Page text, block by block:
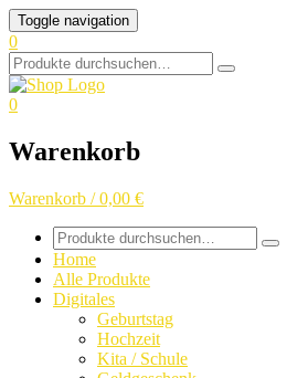
Skip
to
content
Toggle navigation
0
Search
for:
0
Warenkorb
Warenkorb / 0,00 €
Search
for:
Home
Alle Produkte
Digitales
Geburtstag
Hochzeit
Kita / Schule